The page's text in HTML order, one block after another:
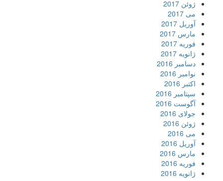
ژوئن 2017
می 2017
آوریل 2017
مارس 2017
فوریه 2017
ژانویه 2017
دسامبر 2016
نوامبر 2016
اکتبر 2016
سپتامبر 2016
آگوست 2016
جولای 2016
ژوئن 2016
می 2016
آوریل 2016
مارس 2016
فوریه 2016
ژانویه 2016